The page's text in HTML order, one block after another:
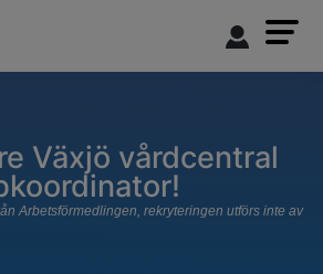
Växjö vårdcentral
Arbetsförmedlingen, rekryteringen utförs inte av